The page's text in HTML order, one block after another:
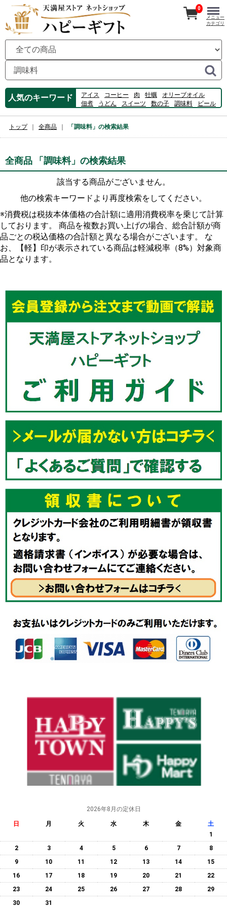
人気のキーワード アイス コーヒー 肉 牡蠣
オリーブオイル
佃煮
うどん スイーツ 数の子 調味料
ビール
0
メニュー
カテゴリ
トップ 全商品 「調味料」の検索結果
全商品 「調味料」の検索結果
該当する商品がございません。
他の検索キーワードより再度検索をしてください。
※消費税は税抜本体価格の合計額に適用消費税率を乗じて計算
しております。 商品を複数お買い上げの場合、総合計額が商
品ごとの税込価格の合計額と異なる場合がございます。 な
お、【軽】印が表示されている商品は軽減税率（8%）対象商
品となります。
2026年8月の定休日
日 月 火 水 木 金
土
1
2
3 4 5 6 7
8
9
10 11 12 13 14
15
16
17 18 19 20 21
22
23
24 25 26 27 28
29
30
31